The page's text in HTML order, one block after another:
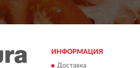
ИНФОРМАЦИЯ
Доставка